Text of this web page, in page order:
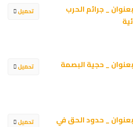
تحميل
_ جرائم الحرب
تحميل
_ حجية البصمة
تحميل
_ حدود الحق في